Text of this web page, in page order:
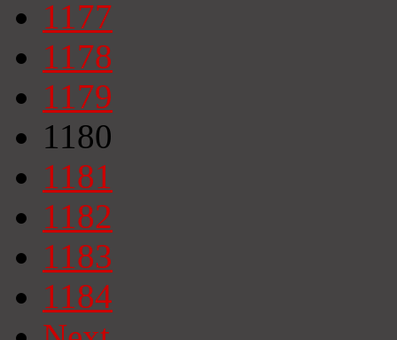
1177
1178
1179
1180
1181
1182
1183
1184